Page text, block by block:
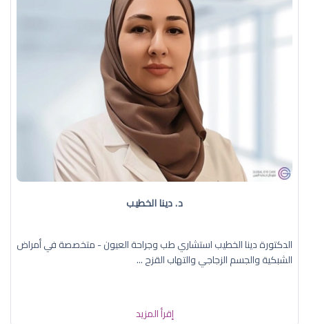
د. دينا الخطيب
الدكتورة دينا الخطيب استشاري طب وجراحة العيون - متخصصة في أمراض
الشبكية والجسم الزجاجي والتهاب القزح ...
إقرأ المزيد